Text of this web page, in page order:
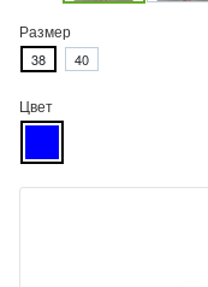
Размер
38 40
Цвет